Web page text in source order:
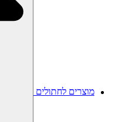
מוצרים לחתולים